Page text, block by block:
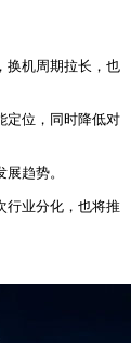
换机周期拉长，也
定位，同时降低对
趋势。
行业分化，也将推